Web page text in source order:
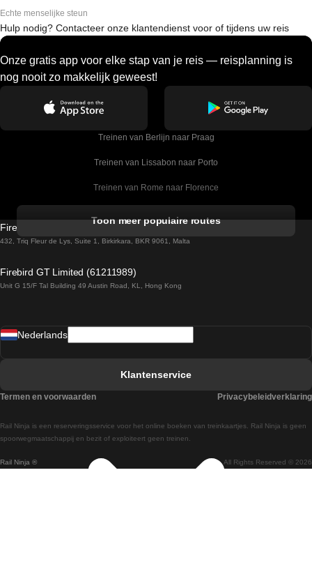
Echte menselijke steun
Hulp nodig? Contacteer onze klantendienst voor of tijdens uw reis
Onze gratis app voor elke stap van je reis — reisplanning is
nog nooit zo makkelijk geweest!
Treinen van Berlijn naar Praag
Treinen van Lissabon naar Porto
Treinen van Rome naar Florence
Treinen van Sevilla naar Barcelona
Treinen van Praag naar Wenen
Treinen van Wenen naar Salzburg
Treinen van Wenen naar Praag
Toon meer populaire routes
Firebird GT Limited (OC 1451)
432, Triq Fleur de Lys, Suite 1, Birkirkara, BKR 9061, Malta
Firebird GT Limited (61211989)
Unit G 15/F Tal Building 49 Austin Road, KL, Hong Kong
Rail Ninja ® All Rights Reserved © 2026
Rail Ninja is een reserveringsservice voor het online boeken van treinkaartjes. Rail Ninja is geen
spoorwegmaatschappij en bezit of exploiteert geen treinen.
Nederlands
Klantenservice
Termen en voorwaarden Privacybeleidverklaring